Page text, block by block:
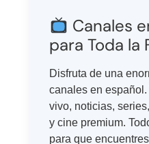
Canales
para Toda la
Disfruta de una
canales en
vivo, noticias,
y cine premium.
para que